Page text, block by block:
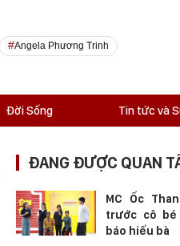
Angela Phương Trinh
Đời Sống Tin tức và
ĐANG ĐƯỢC QUAN
MC Ốc
trước cô bé
báo hiếu bà